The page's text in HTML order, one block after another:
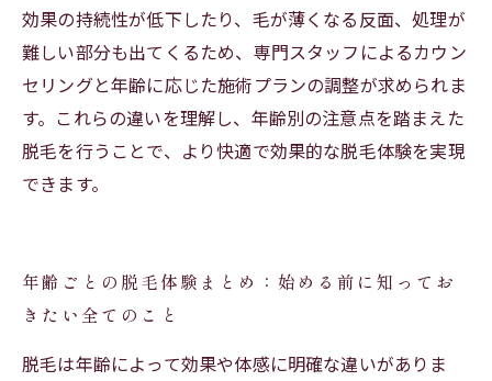
効果の持続性が低下したり、毛が薄くなる反面、処理が
難しい部分も出てくるため、専門スタッフによるカウン
セリングと年齢に応じた施術プランの調整が求められま
す。これらの違いを理解し、年齢別の注意点を踏まえた
脱毛を行うことで、より快適で効果的な脱毛体験を実現
できます。
年齢ごとの脱毛体験まとめ：始める前に知ってお
きたい全てのこと
脱毛は年齢によって効果や体感に明確な違いがありま